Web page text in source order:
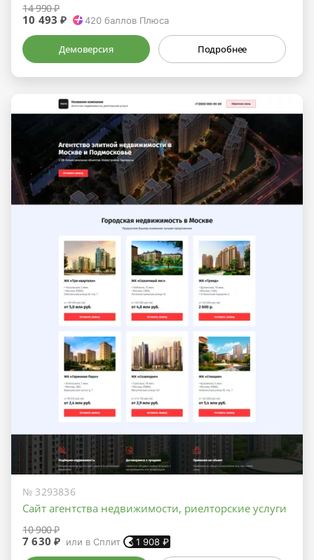
14 990 ₽
10 493 ₽ 420баллов Плюса
Демоверсия Подробнее
№ 3293836
Сайт агентства недвижимости, риелторские услуги
10 900 ₽
7 630 ₽ или в Сплит 1 908 ₽